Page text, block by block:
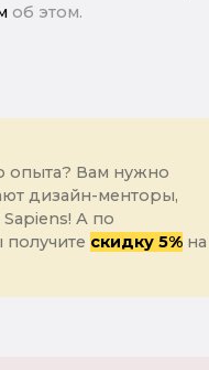
об этом.
опыта? Вам нужно
дизайн-менторы,
А по
скидку 5%на